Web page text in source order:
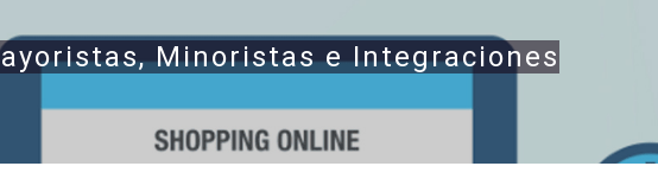
Minoristas e Integraciones